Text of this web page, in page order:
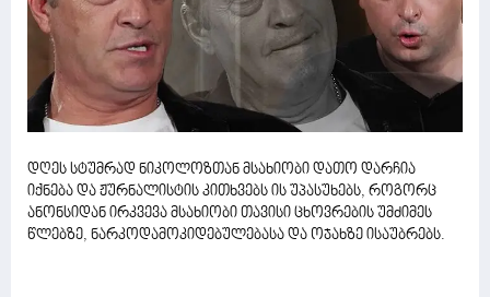
დღეს სტუმრად ნიკოლოზთან მსახიობი დათო დარჩია
იქნება და ჟურნალისტის კითხვებს ის უპასუხებს, როგორც
ანონსიდან ირკვევა მსახიობი თავისი ცხოვრების უმძიმეს
წლებზე, ნარკოდამოკიდებულებასა და ოჯახზე ისაუბრებს.